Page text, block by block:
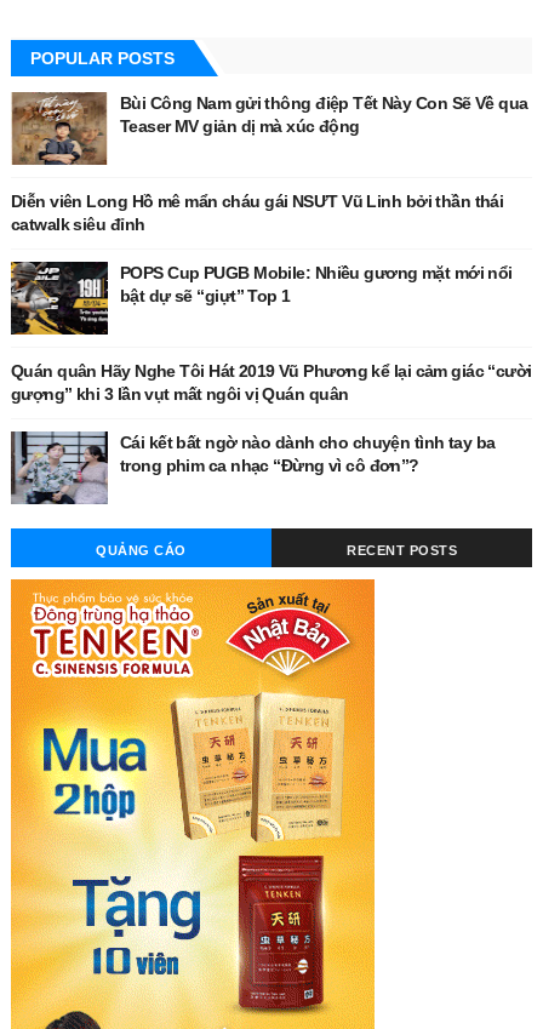
POPULAR POSTS
Bùi Công Nam gửi thông điệp Tết Này Con Sẽ Về qua
Teaser MV giản dị mà xúc động
Diễn viên Long Hồ mê mẩn cháu gái NSƯT Vũ Linh bởi thần thái
catwalk siêu đỉnh
POPS Cup PUGB Mobile: Nhiều gương mặt mới nổi
bật dự sẽ “giựt” Top 1
Quán quân Hãy Nghe Tôi Hát 2019 Vũ Phương kể lại cảm giác “cười
gượng” khi 3 lần vụt mất ngôi vị Quán quân
Cái kết bất ngờ nào dành cho chuyện tình tay ba
trong phim ca nhạc “Đừng vì cô đơn”?
QUẢNG CÁO RECENT POSTS